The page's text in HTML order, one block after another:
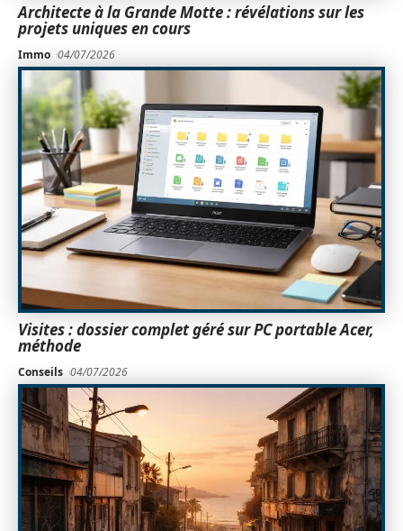
Architecte à la Grande Motte : révélations sur les
projets uniques en cours
Immo 04/07/2026
Visites : dossier complet géré sur PC portable Acer,
méthode
Conseils 04/07/2026